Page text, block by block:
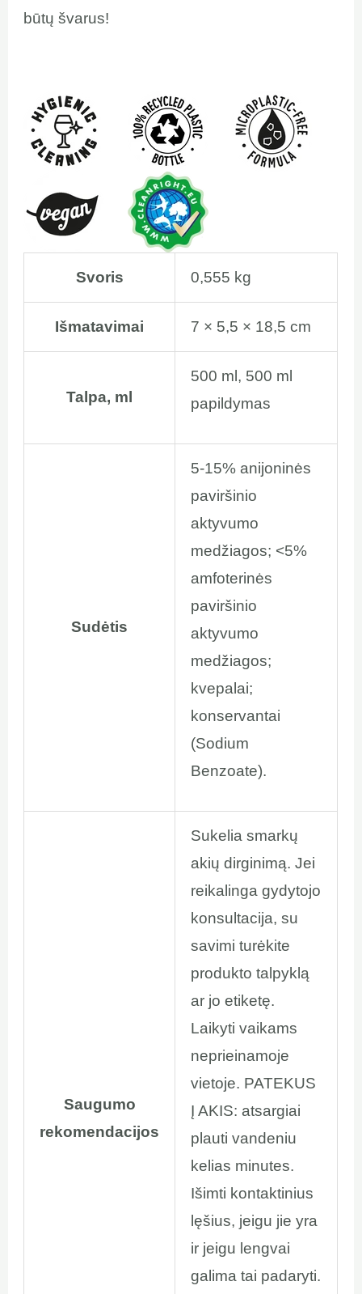
būtų švarus!
Svoris 0,555 kg
Išmatavimai 7 × 5,5 × 18,5 cm
Talpa, ml
500 ml, 500 ml
papildymas
Sudėtis
5-15% anijoninės
paviršinio
aktyvumo
medžiagos; <5%
amfoterinės
paviršinio
aktyvumo
medžiagos;
kvepalai;
konservantai
(Sodium
Benzoate).
Saugumo
rekomendacijos
Sukelia smarkų
akių dirginimą. Jei
reikalinga gydytojo
konsultacija, su
savimi turėkite
produkto talpyklą
ar jo etiketę.
Laikyti vaikams
neprieinamoje
vietoje. PATEKUS
Į AKIS: atsargiai
plauti vandeniu
kelias minutes.
Išimti kontaktinius
lęšius, jeigu jie yra
ir jeigu lengvai
galima tai padaryti.